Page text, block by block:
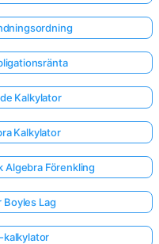
Kalkylator
Kalkylator
Algebra Förenkling
Boyles Lag
kalkylator